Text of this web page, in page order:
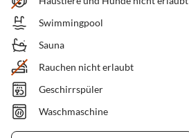
Swimmingpool
Sauna
Rauchen nicht erlaubt
Geschirrspüler
Waschmaschine